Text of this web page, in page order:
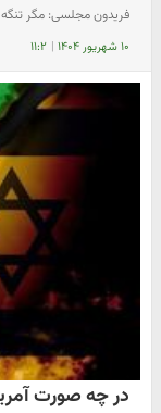
فریدون مجلسی: مگر
۱۰ شهریور ۱۴۰۴ | ۱۱:۲
در چه صورت